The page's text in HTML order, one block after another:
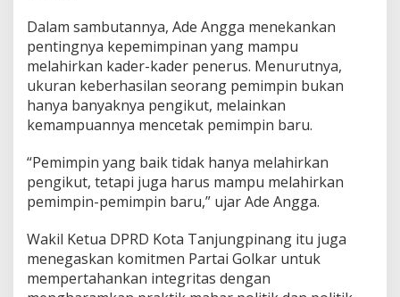
j
a
l
a
n
d
e
g
a
M
y
a
w
Dalam sambutannya, Ade Angga menekankan
pentingnya kepemimpinan yang mampu
melahirkan kader-kader penerus. Menurutnya,
ukuran keberhasilan seorang pemimpin bukan
hanya banyaknya pengikut, melainkan
kemampuannya mencetak pemimpin baru.
“Pemimpin yang baik tidak hanya melahirkan
pengikut, tetapi juga harus mampu melahirkan
pemimpin-pemimpin baru,” ujar Ade Angga.
Wakil Ketua DPRD Kota Tanjungpinang itu juga
menegaskan komitmen Partai Golkar untuk
mempertahankan integritas dengan